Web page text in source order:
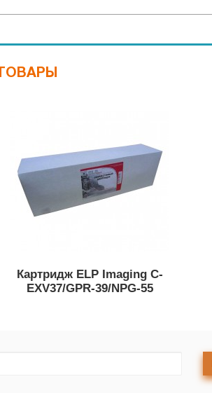
Картридж ELP Imaging C-
EXV37/GPR-39/NPG-55